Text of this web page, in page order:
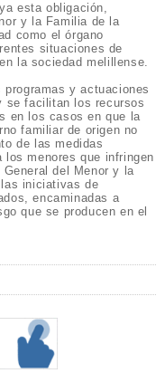
esta obligación,
y la Familia de la
como el órgano
situaciones de
la sociedad melillense.
y actuaciones
se facilitan los recursos
en los casos en que la
familiar de origen no
de las medidas
menores que infringen
del Menor y la
iniciativas de
encaminadas a
que se producen en el